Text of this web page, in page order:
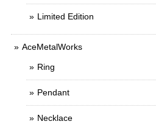
Limited Edition
AceMetalWorks
Ring
Pendant
Necklace